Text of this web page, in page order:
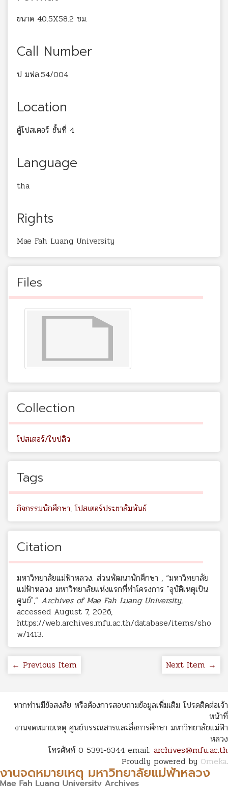
ขนาด 40.5X58.2 ซม.
Call Number
ป มฟล.54/004
Location
ตู้โปสเตอร์ ชั้นที่ 4
Language
tha
Rights
Mae Fah Luang University
Files
Collection
โปสเตอร์/ใบปลิว
Tags
กิจกรรมนักศึกษา,โปสเตอร์ประชาสัมพันธ์
Citation
มหาวิทยาลัยแม่ฟ้าหลวง. ส่วนพัฒนานักศึกษา , “มหาวิทยาลัย
แม่ฟ้าหลวง มหาวิทยาลัยแห่งแรกที่ทำโครงการ "อุบัติเหตุเป็น
ศูนย์",” Archives of Mae Fah Luang University,
accessed August 7, 2026,
https://web.archives.mfu.ac.th/database/items/sho
w/1413.
← Previous Item Next Item →
หากท่านมีข้อสงสัย หรือต้องการสอบถามข้อมูลเพิ่มเติม โปรดติดต่อเจ้า
หน้าที่
งานจดหมายเหตุ ศูนย์บรรณสารและสื่อการศึกษา มหาวิทยาลัยแม่ฟ้า
หลวง
โทรศัพท์ 0 5391-6344 email: archives@mfu.ac.th
Proudly powered by Omeka.